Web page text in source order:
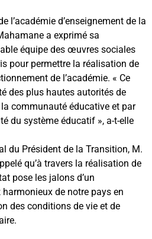
l’académie d’enseignement de la
a exprimé sa
équipe des œuvres sociales
pour permettre la réalisation de
de l’académie. « Ce
des plus hautes autorités de
communauté éducative et par
du système éducatif », a-t-elle
du Président de la Transition, M.
qu’à travers la réalisation de
pose les jalons d’un
de notre pays en
des conditions de vie et de